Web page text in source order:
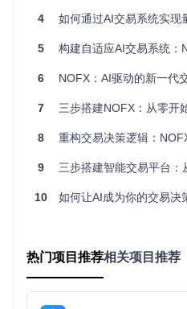
├── Dockerfile.railway
│   ├── Dockerfile.backend
前端Web界面：基于React
数据存储服务
：内置数据库
三、实施步骤：从环境
操作目的：验证Docker环境是否
docker --version
4 如何通过AI交易系统实现量化交易的智能化升级
5 构建自适应AI交易系统：
6 NOFX：AI驱动的新一代交易操作
7 三步搭建NOFX：从零开
8 重构交易决策逻辑：NOFX如何
9 三步搭建智能交易平台：
10 如何让AI成为你的交易决策伙伴
热门项目推荐相关项目推荐